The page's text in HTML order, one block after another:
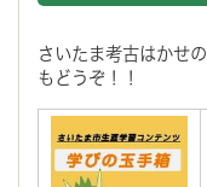
さいたま考古はかせ
もどうぞ！！